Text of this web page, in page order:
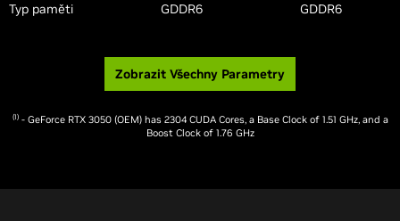
Typ paměti GDDR6 GDDR6
Zobrazit Všechny Parametry
(1)- GeForce RTX 3050 (OEM) has 2304 CUDA Cores, a Base Clock of 1.51 GHz, and a
Boost Clock of 1.76 GHz